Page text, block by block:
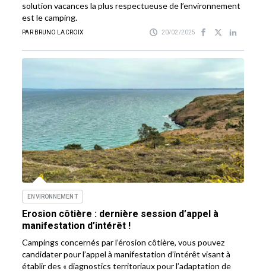
solution vacances la plus respectueuse de l’environnement
est le camping.
PAR BRUNO LACROIX 20/02/2025
ENVIRONNEMENT
Erosion côtière : dernière session d’appel à
manifestation d’intérêt !
Campings concernés par l’érosion côtière, vous pouvez
candidater pour l’appel à manifestation d’intérêt visant à
établir des « diagnostics territoriaux pour l’adaptation de